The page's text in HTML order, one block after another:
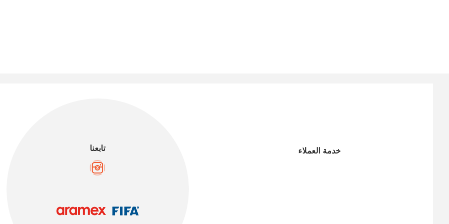
تابعنا خدمة العملاء